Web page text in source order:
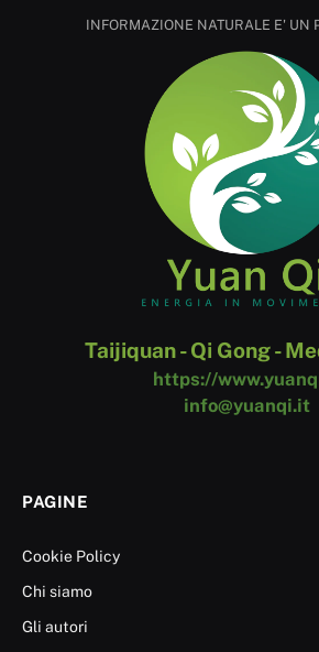
INFORMAZIONE NATURALE E' UN
Taijiquan - Qi Gong -
https://
info@yuanqi.it
PAGINE
Cookie Policy
Chi siamo
Gli autori